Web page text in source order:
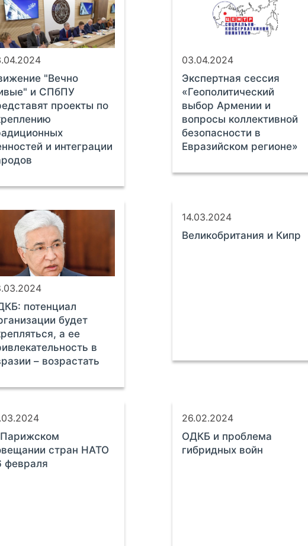
"Вечно
и СПбПУ
проекты по
и интеграции
03.04.2024
Экспертная сессия
«Геополитический
выбор Армении и
вопросы коллективной
безопасности в
Евразийском регионе»
потенциал
будет
а ее
в
– возрастать
14.03.2024
Великобритания и Кипр
стран НАТО
февраля
26.02.2024
ОДКБ и проблема
гибридных войн